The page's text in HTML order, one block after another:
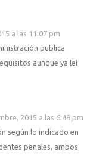
a las 11:07 pm
publica
aunque ya leí
2015 a las 6:48 pm
según lo indicado en
penales, ambos